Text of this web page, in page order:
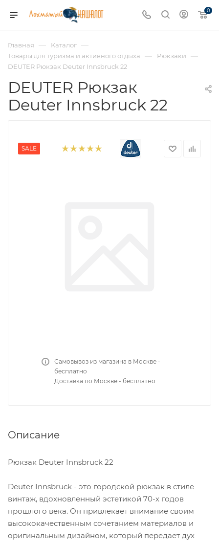
0
Главная — Каталог —
Товары для туризма и активного отдыха — Рюкзаки —
DEUTER Рюкзак Deuter Innsbruck 22
DEUTER Рюкзак
Deuter Innsbruck 22
SALE
Самовывоз из магазина в Москве -
бесплатно
Доставка по Москве - бесплатно
Описание
Рюкзак Deuter Innsbruck 22
Deuter Innsbruck - это городской рюкзак в стиле
винтаж, вдохновленный эстетикой 70-х годов
прошлого века. Он привлекает внимание своим
высококачественным сочетанием материалов и
оригинальным дизайном, который передает дух